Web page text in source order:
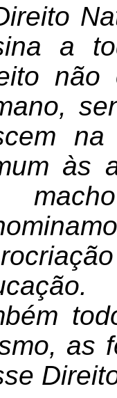
a
não
às
as